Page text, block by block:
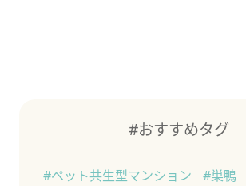
#おすすめタグ
#ペット共生型マンション #巣鴨